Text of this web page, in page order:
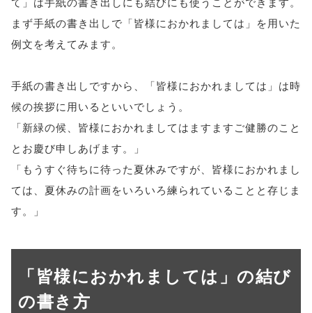
まず手紙の書き出しで「皆様におかれましては」を用いた
例文を考えてみます。
手紙の書き出しですから、「皆様におかれましては」は時
候の挨拶に用いるといいでしょう。
「新緑の候、皆様におかれましてはますますご健勝のこと
とお慶び申しあげます。」
「もうすぐ待ちに待った夏休みですが、皆様におかれまし
ては、夏休みの計画をいろいろ練られていることと存じま
す。」
「皆様におかれましては」の結び
の書き方